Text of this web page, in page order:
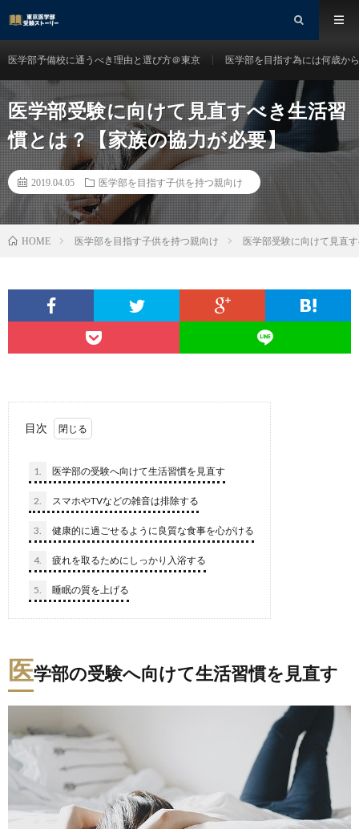
医学部予備校に通うべき理由と選び方＠東京 医学部を目指す為には何歳か
医学部受験に向けて見直すべき生活習
慣とは？【家族の協力が必要】
2019.04.05 医学部を目指す子供を持つ親向け
HOME 医学部を目指す子供を持つ親向け 医学部受験に向けて見直
目次
1. 医学部の受験へ向けて生活習慣を見直す
2. スマホやTVなどの雑音は排除する
3. 健康的に過ごせるように良質な食事を心がける
4. 疲れを取るためにしっかり入浴する
5. 睡眠の質を上げる
医学部の受験へ向けて生活習慣を見直す